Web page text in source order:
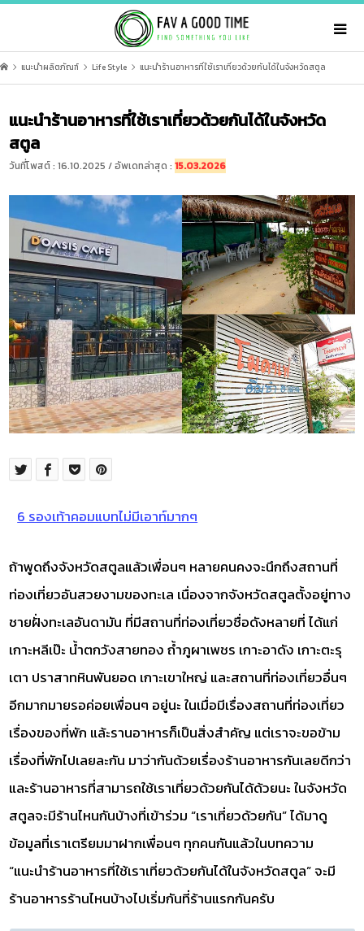
แนะนำผลิตภัณฑ์ Life Style แนะนำร้านอาหารที่ใช้เราเที่ยวด้วยกันได้ในจังหวัดสตูล
แนะนำร้านอาหารที่ใช้เราเที่ยวด้วยกันได้ในจังหวัด
สตูล
วันที่โพสต์ : 16.10.2025 / อัพเดทล่าสุด :15.03.2026
6 รองเท้าคอมแบทไม่มีเอาท์มากๆ
ถ้าพูดถึงจังหวัดสตูลแล้วเพื่อนๆ หลายคนคงจะนึกถึงสถานที่
ท่องเที่ยวอันสวยงามของทะเล เนื่องจากจังหวัดสตูลตั้งอยู่ทาง
ชายฝั่งทะเลอันดามัน ที่มีสถานที่ท่องเที่ยวชื่อดังหลายที่ ได้แก่
เกาะหลีเป๊ะ น้ำตกวังสายทอง ถ้ำภูผาเพชร เกาะอาดัง เกาะตะรุ
เตา ปราสาทหินพันยอด เกาะเขาใหญ่ และสถานที่ท่องเที่ยวอื่นๆ
อีกมากมายรอค่อยเพื่อนๆ อยู่นะ ในเมื่อมีเรื่องสถานที่ท่องเที่ยว
เรื่องของที่พัก แล้ะรานอาหารก็เป็นสิ่งสำคัญ แต่เราจะขอข้าม
เรื่องที่พักไปเลยละกัน มาว่ากันด้วยเรื่องร้านอาหารกันเลยดีกว่า
และร้านอาหารที่สามารถใช้เราเที่ยวด้วยกันได้ด้วยนะ ในจังหวัด
สตูลจะมีร้านไหนกันบ้างที่เข้าร่วม “เราเที่ยวด้วยกัน” ได้มาดู
ข้อมูลที่เราเตรียมมาฝากเพื่อนๆ ทุกคนกันแล้วในบทความ
“แนะนำร้านอาหารที่ใช้เราเที่ยวด้วยกันได้ในจังหวัดสตูล” จะมี
ร้านอาหารร้านไหนบ้างไปเริ่มกันที่ร้านแรกกันครับ